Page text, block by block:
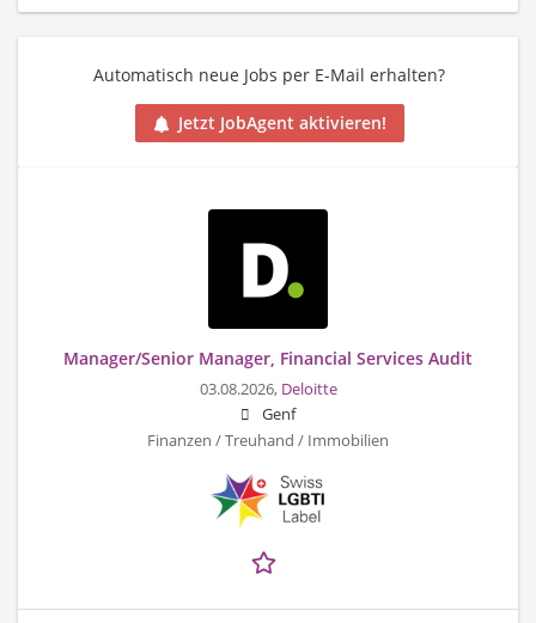
Automatisch neue Jobs per E-Mail erhalten?
Jetzt JobAgent aktivieren!
Manager/Senior Manager, Financial Services Audit
03.08.2026, Deloitte
Genf
Finanzen / Treuhand / Immobilien